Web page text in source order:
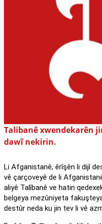
Talibanê xwendekarên
dawî nekirin.
Li Afganistanê, êrîşên li dijî
vê çarçoveyê de li
aliyê Talîbanê ve hatin
belgeya mezûniyeta
destûr neda ku jin tev li vê